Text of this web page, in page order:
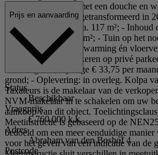
aanwezig, uitgerust met een douche en
Bouwjaar ca. 1945, getransformeerd in
- Woonoppervlakte ca. 117 m²; - Inhoud
bergruimte van ca. 6 m²; - Tuin op het
Gasloos met vloerverwarming én
Zonnepanelen; - Parkeren op privé
mandeligheid, bijdrage € 33,75 per
grond; - Oplevering: in overleg. Kolpa
Taxateurs is de makelaar van de
NVM-makelaar in te schakelen om uw
aankoop van dit object.
Meetinstructie is gebaseerd op de
bedoeld om een meer eenduidige manier
voor het geven van een indicatie van de
Prijs en aanvaarding
Status
Beschikbaar
Vraagprijs
€ 760.000 k.k.
Adres
Abraham van den Boshof 4
Postcode